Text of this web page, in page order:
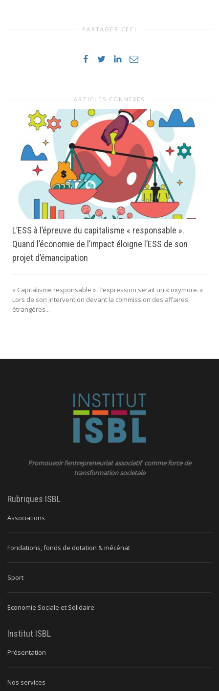
PARTAGER CECI
ARTICLES CONNEXES
L’ESS à l’épreuve du capitalisme « responsable ».
Quand l’économie de l’impact éloigne l’ESS de son
projet d’émancipation
« Capitalisme responsable » : l’expression serait un « oxymore. »
Lors de son intervention devant la commission des affaires
étrangères...
Promouvoir l’entrepreneuriat associatif comme force de
transformation societale
Rubriques ISBL
Associations
Fondations, fonds de dotation & mécénat
Sport
Economie Sociale et Solidaire
Institut ISBL
Présentation
Nos services